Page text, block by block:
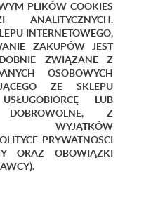
PLIKÓW COOKIES
ANALITYCZNYCH.
INTERNETOWEGO,
ZAKUPÓW JEST
ZWIĄZANE Z
OSOBOWYCH
ZE SKLEPU
LUB
Z
WYJĄTKÓW
PRYWATNOŚCI
ORAZ OBOWIĄZKI